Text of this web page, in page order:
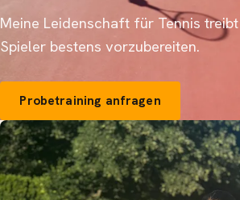
Meine Leidenschaft für Tennis
Spieler bestens vorzubereiten.
Probetraining anfragen